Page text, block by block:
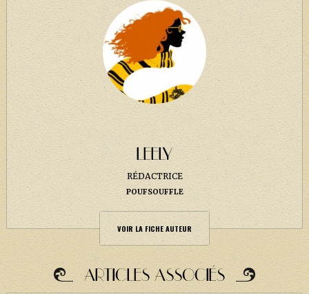
LEELY
RÉDACTRICE
POUFSOUFFLE
VOIR LA FICHE AUTEUR
ARTICLES ASSOCIÉS